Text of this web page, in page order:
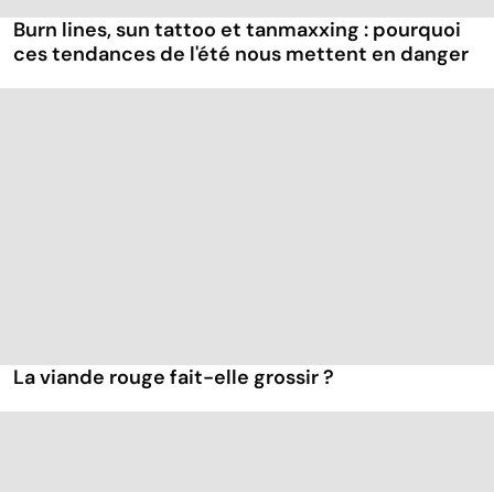
Burn lines, sun tattoo et tanmaxxing : pourquoi
ces tendances de l'été nous mettent en danger
La viande rouge fait-elle grossir ?